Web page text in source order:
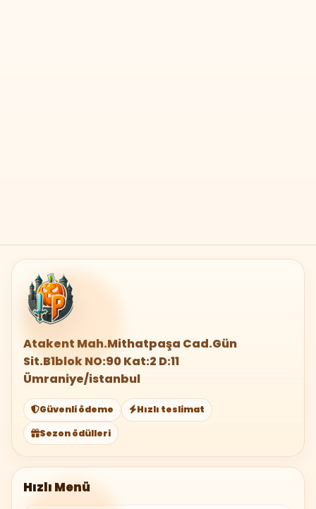
Atakent Mah.Mithatpaşa Cad.Gün
Sit.B1blok NO:90 Kat:2 D:11
Ümraniye/istanbul
Güvenli ödeme
Hızlı teslimat
Sezon ödülleri
Hızlı Menü